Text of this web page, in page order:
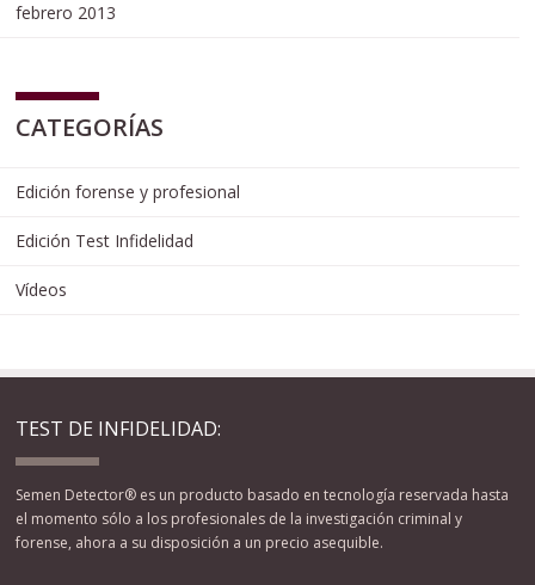
febrero 2013
CATEGORÍAS
Edición forense y profesional
Edición Test Infidelidad
Vídeos
TEST DE INFIDELIDAD:
Semen Detector® es un producto basado en tecnología reservada hasta
el momento sólo a los profesionales de la investigación criminal y
forense, ahora a su disposición a un precio asequible.